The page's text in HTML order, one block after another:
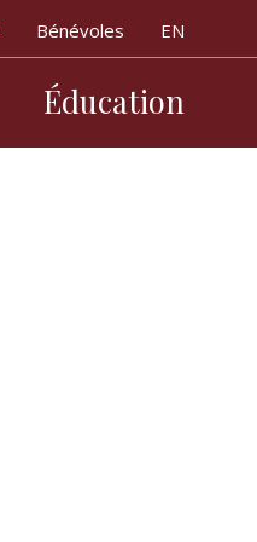
Bénévoles
Éducation